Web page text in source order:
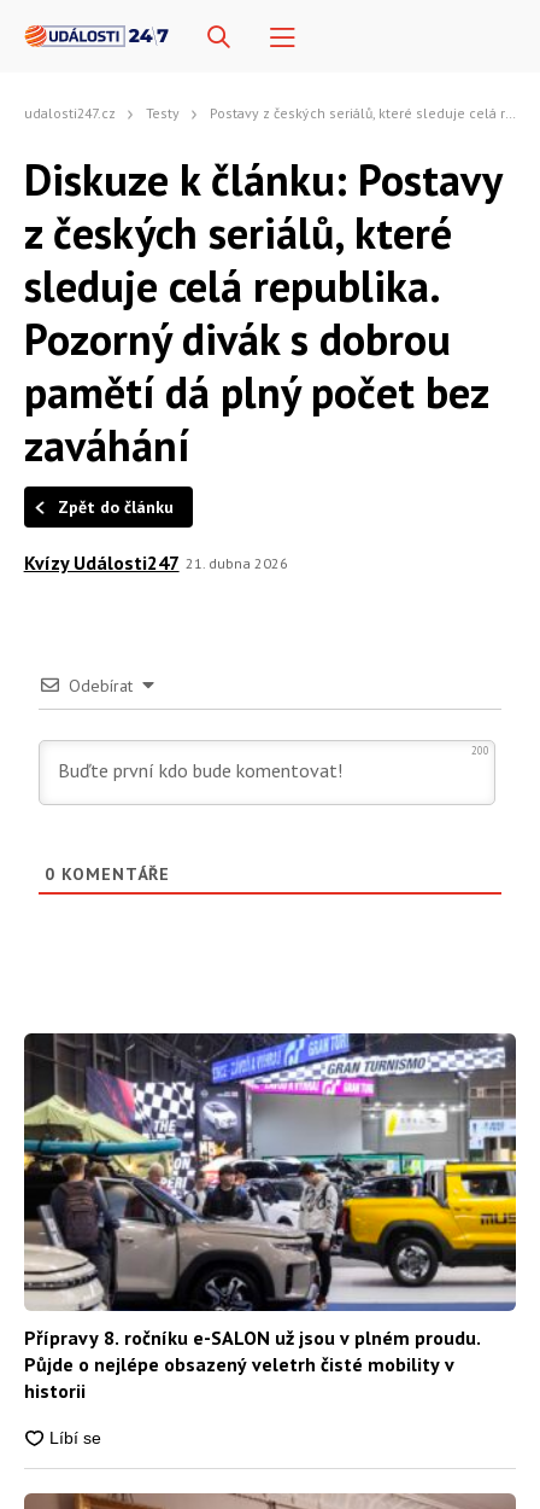
udalosti247.cz Testy Postavy z českých seriálů, které sleduje celá republika. Pozorný divák s dobrou pamětí dá plný počet bez zaváhání
Diskuze k článku: Postavy
z českých seriálů, které
sleduje celá republika.
Pozorný divák s dobrou
pamětí dá plný počet bez
zaváhání
Zpět do článku
Kvízy Události247 21. dubna 2026
Odebírat
200
0 KOMENTÁŘE
Přípravy 8. ročníku e-SALON už jsou v plném proudu.
Půjde o nejlépe obsazený veletrh čisté mobility v
historii